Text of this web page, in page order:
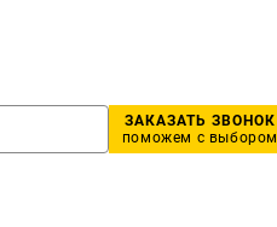
ЗАКАЗАТЬ ЗВОНОК
поможем с выбором